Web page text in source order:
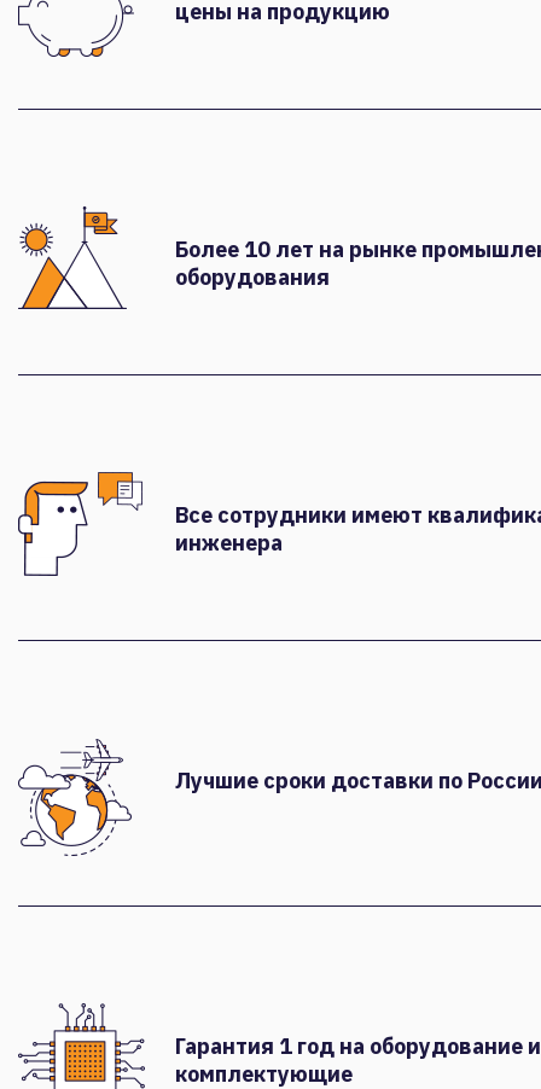
цены на продукцию
Более 10 лет на рынке
оборудования
Все сотрудники имеют
инженера
Лучшие сроки доставки по
Гарантия 1 год на оборудование и
комплектующие